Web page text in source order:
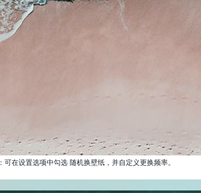
：可在设置选项中勾选 随机换壁纸，并自定义更换频率。